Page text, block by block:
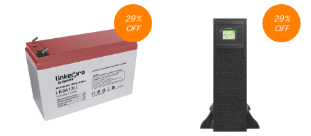
Con 3 Tomas NEMA L6-30R
MOD: LP15KYDC
29%
OFF
29%
OFF